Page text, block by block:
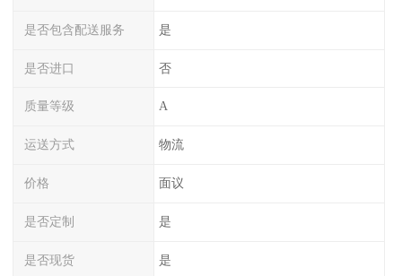
是否包含配送服务 是
是否进口 否
质量等级 A
运送方式 物流
价格 面议
是否定制 是
是否现货 是